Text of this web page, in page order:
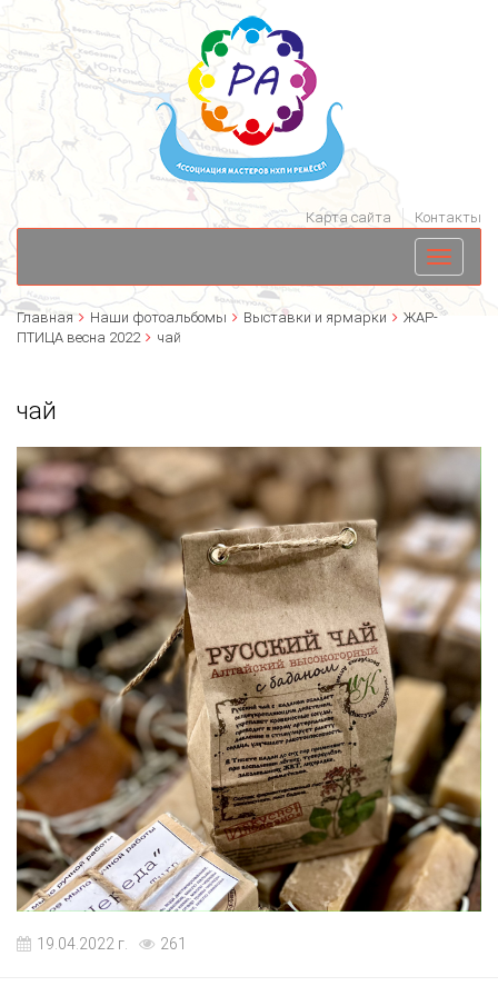
Карта сайта Контакты
Toggle
Главная Наши фотоальбомы Выставки и ярмарки
ЖАР-
ПТИЦА весна 2022
чай
чай
19.04.2022 г. 261